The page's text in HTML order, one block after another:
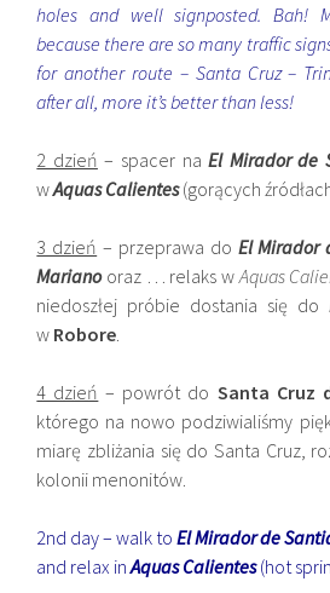
holes and well signposted. Bah!
because there are so many traffic
for another route – Santa Cruz –
after all, more it’s better than less!
2 dzień – spacer na El Mirador de
wAquas Calientes(gorących
3 dzień – przeprawa do El Mirador
Marianooraz … relaks wAquas
niedoszłej próbie dostania się do
w Robore.
4 dzień – powrót do Santa Cruz
którego na nowo podziwialiśmy
miarę zbliżania się do Santa Cruz,
kolonii menonitów.
2nd day – walk toEl Mirador de
and relax inAquas Calientes(hot